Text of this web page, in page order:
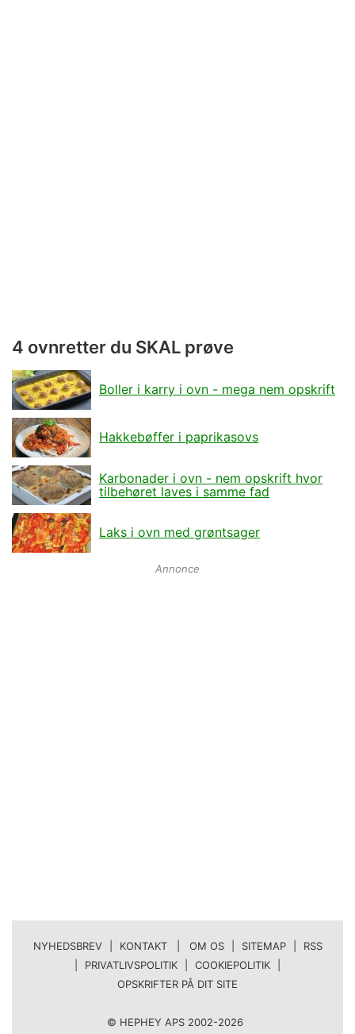
4 ovnretter du SKAL prøve
Boller i karry i ovn - mega nem opskrift
Hakkebøffer i paprikasovs
Karbonader i ovn - nem opskrift hvor
tilbehøret laves i samme fad
Laks i ovn med grøntsager
Annonce
NYHEDSBREV KONTAKT | OM OS SITEMAP
RSS
PRIVATLIVSPOLITIK COOKIEPOLITIK
OPSKRIFTER PÅ DIT SITE
© HEPHEY APS 2002-2026